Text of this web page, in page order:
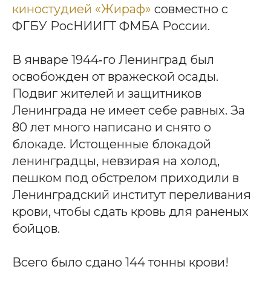
киностудией «Жираф» совместно с
ФГБУ РосНИИГТ ФМБА России.
В январе 1944‑го Ленинград был
освобожден от вражеской осады.
Подвиг жителей и защитников
Ленинграда не имеет себе равных. За
80 лет много написано и снято о
блокаде. Истощенные блокадой
ленинградцы, невзирая на холод,
пешком под обстрелом приходили в
Ленинградский институт переливания
крови, чтобы сдать кровь для раненых
бойцов.
Всего было сдано 144 тонны крови!